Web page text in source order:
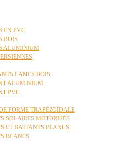
EN PVC
BOIS
ALUMINIUM
LAMES BOIS
ALUMINIUM
PVC
FORME TRAPÉZOÏDALE
SOLAIRES MOTORISÉS
ET BATTANTS BLANCS
BLANCS